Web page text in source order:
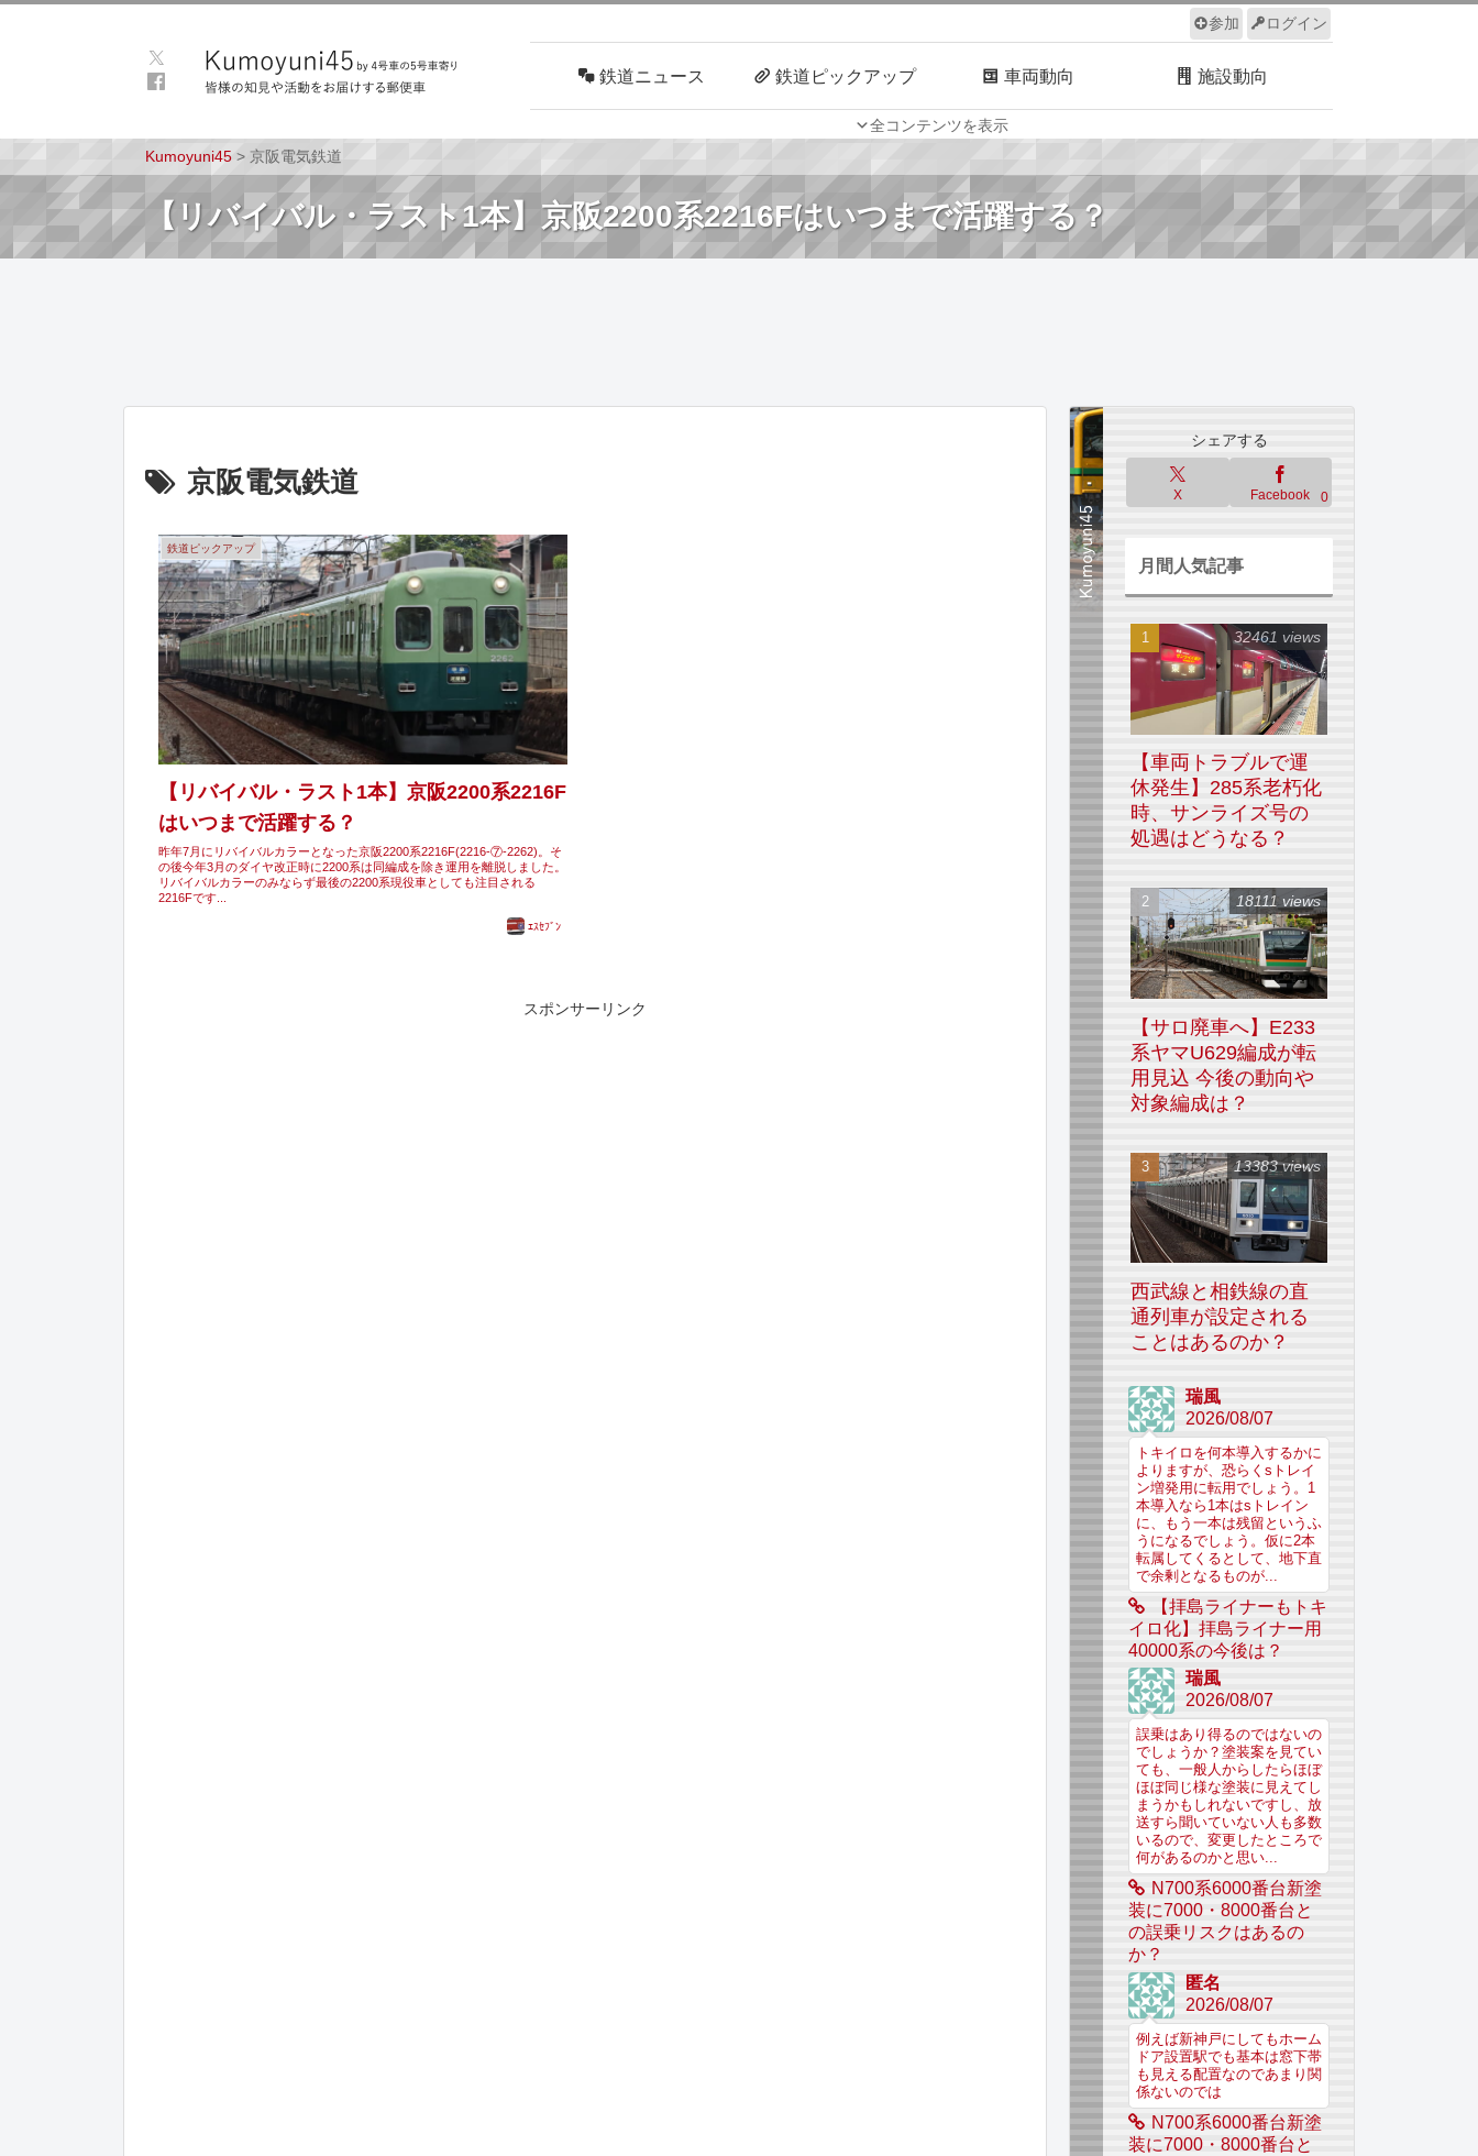
ログイン
参加
全コンテンツを表示
鉄道ニュース 鉄道ピックアップ 車両動向 施設動向
車両技術 路線探訪 ルール サイトについて
Kumoyuni45 > 京阪電気鉄道
【リバイバル・ラスト1本】京阪2200系2216Fはいつまで活躍する？
京阪電気鉄道
鉄道ピックアップ
【リバイバル・ラスト1本】京阪2200系2216F
はいつまで活躍する？
昨年7月にリバイバルカラーとなった京阪2200系2216F(2216-⑦-2262)。そ
の後今年3月のダイヤ改正時に2200系は同編成を除き運用を離脱しました。
リバイバルカラーのみならず最後の2200系現役車としても注目される
2216Fです...
ｴｽｾﾌﾞﾝ
スポンサーリンク
シェアする
X Facebook 0
月間人気記事
【車両トラブルで運
休発生】285系老朽化
時、サンライズ号の
処遇はどうなる？
32461 views
【サロ廃車へ】E233
系ヤマU629編成が転
用見込 今後の動向や
対象編成は？
18111 views
西武線と相鉄線の直
通列車が設定される
ことはあるのか？
13383 views
瑞風
2026/08/07
トキイロを何本導入するかに
よりますが、恐らくsトレイ
ン増発用に転用でしょう。1
本導入なら1本はsトレイン
に、もう一本は残留というふ
うになるでしょう。仮に2本
転属してくるとして、地下直
で余剰となるものが...
【拝島ライナーもトキ
イロ化】拝島ライナー用
40000系の今後は？
瑞風
2026/08/07
誤乗はあり得るのではないの
でしょうか？塗装案を見てい
ても、一般人からしたらほぼ
ほぼ同じ様な塗装に見えてし
まうかもしれないですし、放
送すら聞いていない人も多数
いるので、変更したところで
何があるのかと思い...
N700系6000番台新塗
装に7000・8000番台と
の誤乗リスクはあるの
か？
匿名
2026/08/07
例えば新神戸にしてもホーム
ドア設置駅でも基本は窓下帯
も見える配置なのであまり関
係ないのでは
N700系6000番台新塗
装に7000・8000番台と